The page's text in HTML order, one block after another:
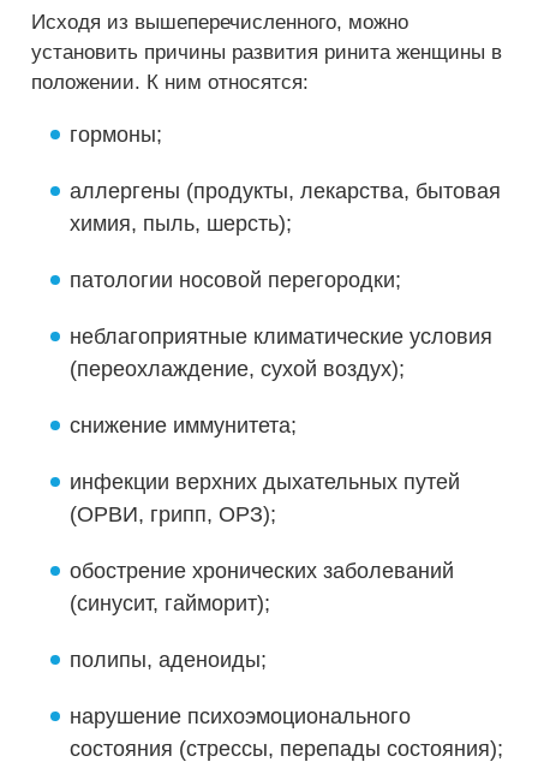
Исходя из вышеперечисленного, можно
установить причины развития ринита женщины в
положении. К ним относятся:
гормоны;
аллергены (продукты, лекарства, бытовая
химия, пыль, шерсть);
патологии носовой перегородки;
неблагоприятные климатические условия
(переохлаждение, сухой воздух);
снижение иммунитета;
инфекции верхних дыхательных путей
(ОРВИ, грипп, ОРЗ);
обострение хронических заболеваний
(синусит, гайморит);
полипы, аденоиды;
нарушение психоэмоционального
состояния (стрессы, перепады состояния);